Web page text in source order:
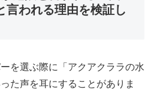
言われる理由を検証し
を選ぶ際に「アクアクララの水
た声を耳にすることがありま